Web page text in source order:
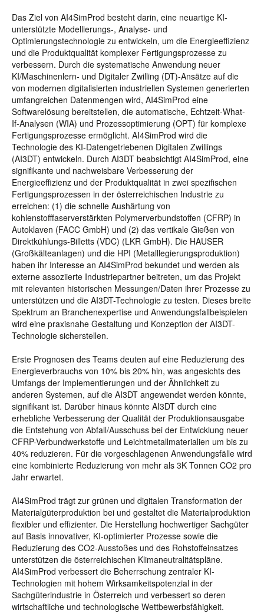
Das Ziel von AI4SimProd besteht darin, eine neuartige KI-
unterstützte Modellierungs-, Analyse- und
Optimierungstechnologie zu entwickeln, um die Energieeffizienz
und die Produktqualität komplexer Fertigungsprozesse zu
verbessern. Durch die systematische Anwendung neuer
KI/Maschinenlern- und Digitaler Zwilling (DT)-Ansätze auf die
von modernen digitalisierten industriellen Systemen generierten
umfangreichen Datenmengen wird, AI4SimProd eine
Softwarelösung bereitstellen, die automatische, Echtzeit-What-
If-Analysen (WIA) und Prozessoptimierung (OPT) für komplexe
Fertigungsprozesse ermöglicht. AI4SimProd wird die
Technologie des KI-Datengetriebenen Digitalen Zwillings
(AI3DT) entwickeln. Durch AI3DT beabsichtigt AI4SimProd, eine
signifikante und nachweisbare Verbesserung der
Energieeffizienz und der Produktqualität in zwei spezifischen
Fertigungsprozessen in der österreichischen Industrie zu
erreichen: (1) die schnelle Aushärtung von
kohlenstofffaserverstärkten Polymerverbundstoffen (CFRP) in
Autoklaven (FACC GmbH) und (2) das vertikale Gießen von
Direktkühlungs-Billetts (VDC) (LKR GmbH). Die HAUSER
(Großkälteanlagen) und die HPI (Metalllegierungsproduktion)
haben ihr Interesse an AI4SimProd bekundet und werden als
externe assoziierte Industriepartner beitreten, um das Projekt
mit relevanten historischen Messungen/Daten ihrer Prozesse zu
unterstützen und die AI3DT-Technologie zu testen. Dieses breite
Spektrum an Branchenexpertise und Anwendungsfallbeispielen
wird eine praxisnahe Gestaltung und Konzeption der AI3DT-
Technologie sicherstellen.
Erste Prognosen des Teams deuten auf eine Reduzierung des
Energieverbrauchs von 10% bis 20% hin, was angesichts des
Umfangs der Implementierungen und der Ähnlichkeit zu
anderen Systemen, auf die AI3DT angewendet werden könnte,
signifikant ist. Darüber hinaus könnte AI3DT durch eine
erhebliche Verbesserung der Qualität der Produktionsausgabe
die Entstehung von Abfall/Ausschuss bei der Entwicklung neuer
CFRP-Verbundwerkstoffe und Leichtmetallmaterialien um bis zu
40% reduzieren. Für die vorgeschlagenen Anwendungsfälle wird
eine kombinierte Reduzierung von mehr als 3K Tonnen CO2 pro
Jahr erwartet.
AI4SimProd trägt zur grünen und digitalen Transformation der
Materialgüterproduktion bei und gestaltet die Materialproduktion
flexibler und effizienter. Die Herstellung hochwertiger Sachgüter
auf Basis innovativer, KI-optimierter Prozesse sowie die
Reduzierung des CO2-Ausstoßes und des Rohstoffeinsatzes
unterstützen die österreichischen Klimaneutralitätspläne.
AI4SimProd verbessert die Beherrschung zentraler KI-
Technologien mit hohem Wirksamkeitspotenzial in der
Sachgüterindustrie in Österreich und verbessert so deren
wirtschaftliche und technologische Wettbewerbsfähigkeit.